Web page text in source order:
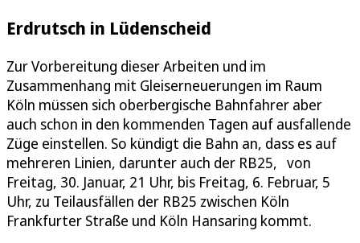
Erdrutsch in Lüdenscheid
Zur Vorbereitung dieser Arbeiten und im
Zusammenhang mit Gleiserneuerungen im Raum
Köln müssen sich oberbergische Bahnfahrer aber
auch schon in den kommenden Tagen auf ausfallende
Züge einstellen. So kündigt die Bahn an, dass es auf
mehreren Linien, darunter auch der RB25, von
Freitag, 30. Januar, 21 Uhr, bis Freitag, 6. Februar, 5
Uhr, zu Teilausfällen der RB25 zwischen Köln
Frankfurter Straße und Köln Hansaring kommt.